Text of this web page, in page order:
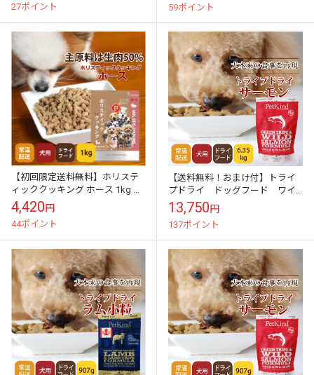
27ポイント 59ポイント
【初回限定送料無料】ホリステ
ィッククッキング ホース 1kg 初
回スターター 低脂肪
4,420円
44ポイント
【送料無料！おまけ付】トライ
プドライ ドッグフード ワイ
ルドサーモン 6.35kg
13,750円
137ポイント